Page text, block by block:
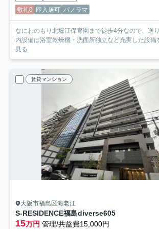
敷礼0 即入居可 パノラマ
なにわのもり北堀江保育園まで徒歩4分なので、送
内設備は浴室乾燥機・洗面所独立など充実した設備
見る
賃貸マンション
大阪市福島区海老江
S-RESIDENCE福島diverse605
15万円 管理/共益費15,000円